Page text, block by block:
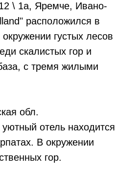
\ 1а, Яремче, Ивано-
расположился в
густых лесов
скалистых гор и
с тремя жилыми
обл.
отель находится
В окружении
гор.